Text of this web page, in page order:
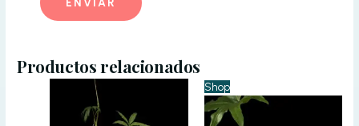
Productos relacionados
Shop